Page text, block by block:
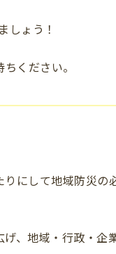
しょう！
ください。
にして地域防災の
、地域・行政・企